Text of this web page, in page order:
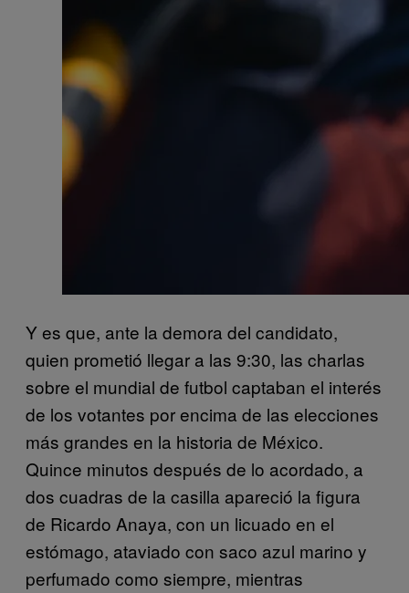
Y es que, ante la demora del candidato,
quien prometió llegar a las 9:30, las charlas
sobre el mundial de futbol captaban el interés
de los votantes por encima de las elecciones
más grandes en la historia de México.
Quince minutos después de lo acordado, a
dos cuadras de la casilla apareció la figura
de Ricardo Anaya, con un licuado en el
estómago, ataviado con saco azul marino y
perfumado como siempre, mientras